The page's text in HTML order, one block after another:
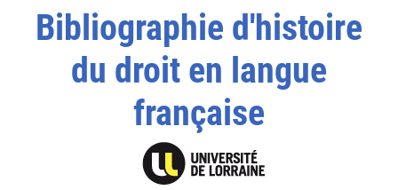
Bibliographie d'histoire
du droit en langue
française